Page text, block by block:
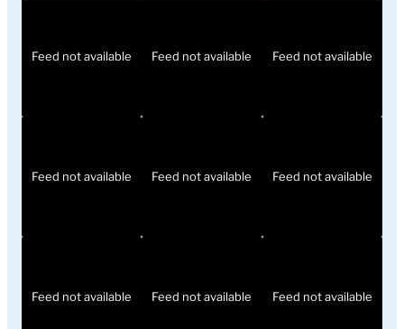
Feed not available Feed not available Feed not available
Feed not available Feed not available Feed not available
Feed not available Feed not available Feed not available